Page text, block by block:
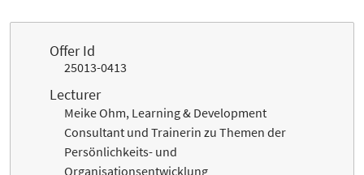
Offer Id
25013-0413
Lecturer
Meike Ohm, Learning & Development
Consultant und Trainerin zu Themen der
Persönlichkeits- und
Organisationsentwicklung